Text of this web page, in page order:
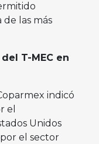
las más
T-MEC en
indicó
el
Unidos
el sector